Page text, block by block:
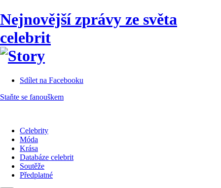
Nejnovější zprávy ze světa
celebrit
Sdílet na Facebooku
Staňte se fanouškem
Celebrity
Móda
Krása
Databáze celebrit
Soutěže
Předplatné